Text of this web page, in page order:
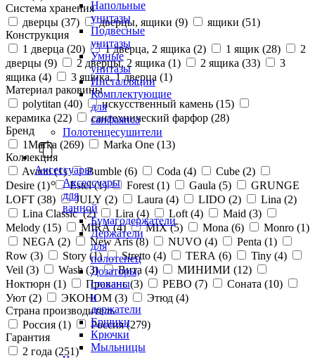
Напольные
унитазы
Подвесные
унитазы
Умные
унитазы
Инсталляции
Комплектующие
для
санфаянса
Полотенцесушители
Аксессуары
Аксессуары
для
ванной
Бумагодержатели
Держатели
для
полотенец
Дозаторы,
стаканы
и
держатели
Ершики
Крючки
Мыльницы
Система хранения
дверцы (37) дверцы, ящики (9) ящики (51)
Конструкция
1 дверца (20) 1 дверца, 2 ящика (2) 1 ящик (28)
2
дверцы (9) 2 дверцы, 2 ящика (1) 2 ящика (33)
3
ящика (4) 3 ящика, 1 дверца (1)
Материал раковины
polytitan (40) искусственный камень (15)
керамика (22) сантехнический фарфор (28)
Бренд
1Marka (269) Marka One (13)
Коллекция
Avanti (1) Bumble (6) Coda (4) Cube (2)
Desire (1) Estel (1) Forest (1) Gaula (5)
GRUNGE
LOFT (38) JULY (2) Laura (4) LIDO (2) Lina (2)
Lina Classic (2) Lira (4) Loft (4) Maid (3)
Melody (15) MIRA (4) MIX (5) Mona (6) Monro (1)
NEGA (2) New Aris (8) NUVO (4) Penta (1)
Row (3) Story (1) Stretto (4) TERA (6) Tiny (4)
Veil (3) Wash (3) Вита (4) МИНИМИ (12)
Ноктюрн (1) Прованс (3) РЕВО (7) Соната (10)
Уют (2) ЭКОНОМ (3) Этюд (4)
Страна производитель
Россия (1) Россия (279)
Гарантия
2 года (251)